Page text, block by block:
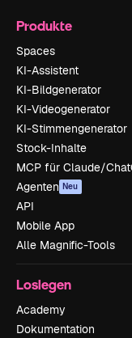
Produkte
Spaces
KI-Assistent
KI-Bildgenerator
KI-Videogenerator
KI-Stimmengenerator
Stock-Inhalte
MCP für Claude/
Agenten Neu
API
Mobile App
Alle Magnific-Tools
Loslegen
Academy
Dokumentation